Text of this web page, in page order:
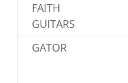
FAITH
GUITARS
GATOR